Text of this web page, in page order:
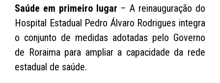
Saúde em primeiro lugar – A reinauguração do
Hospital Estadual Pedro Álvaro Rodrigues integra
o conjunto de medidas adotadas pelo Governo
de Roraima para ampliar a capacidade da rede
estadual de saúde.